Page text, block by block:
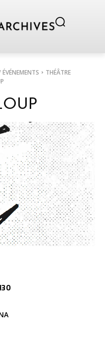
ÉVÉNEMENTS
THÉÂTRE